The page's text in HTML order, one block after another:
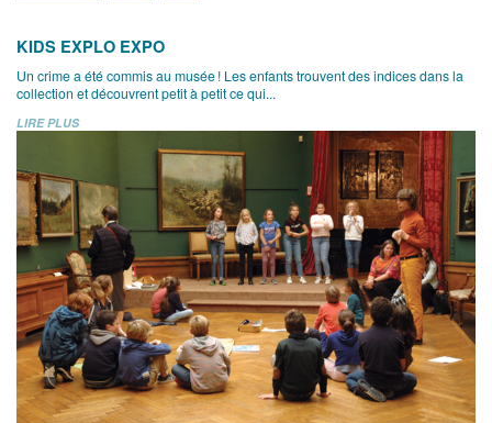
KIDS EXPLO EXPO
Un crime a été commis au musée ! Les enfants trouvent des indices dans la
collection et découvrent petit à petit ce qui...
LIRE PLUS